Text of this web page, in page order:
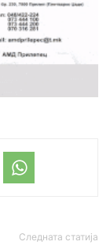
Следната статија